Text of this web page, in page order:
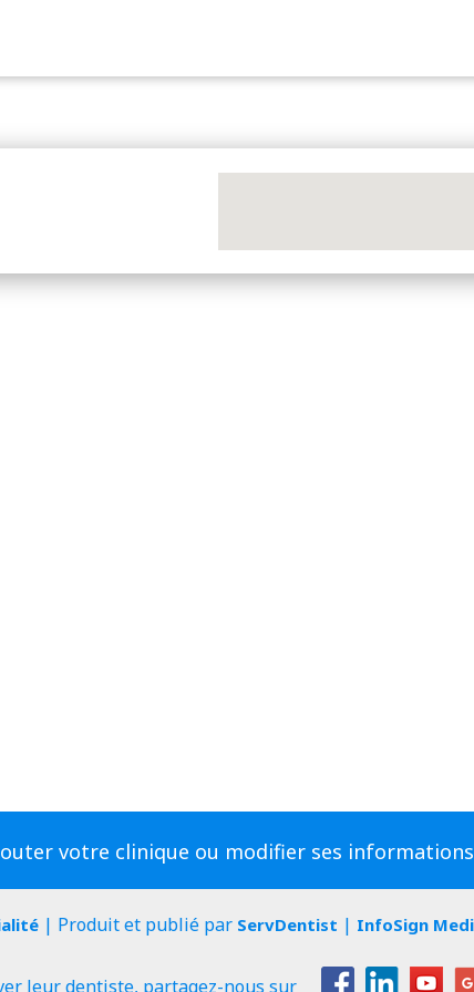
votre clinique ou modifier ses
| Produit et publié par ServDentist | InfoSign
leur dentiste, partagez-nous sur